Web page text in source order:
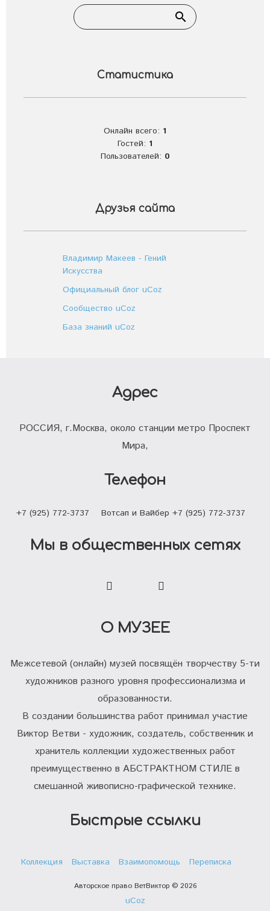
Статистика
Онлайн всего: 1
Гостей: 1
Пользователей: 0
Друзья сайта
Владимир Макеев - Гений
Искусства
Официальный блог uCoz
Сообщество uCoz
База знаний uCoz
О МУЗЕЕ
Межсетевой (онлайн) музей посвящён творчеству 5-ти
художников разного уровня профессионализма и
образованности.
В создании большинства работ принимал участие
Виктор Ветви - художник, создатель, собственник и
хранитель коллекции художественных работ
преимущественно в АБСТРАКТНОМ СТИЛЕ в
смешанной живописно-графической технике.
Быстрые ссылки
Коллекция Выставка Взаимопомощь Переписка
Авторское право ВетВиктор © 2026
uCoz
Адрес
РОССИЯ, г.Москва, около станции метро Проспект
Мира,
Телефон
+7 (925) 772-3737 Вотсап и Вайбер +7 (925) 772-3737
Мы в общественных сетях